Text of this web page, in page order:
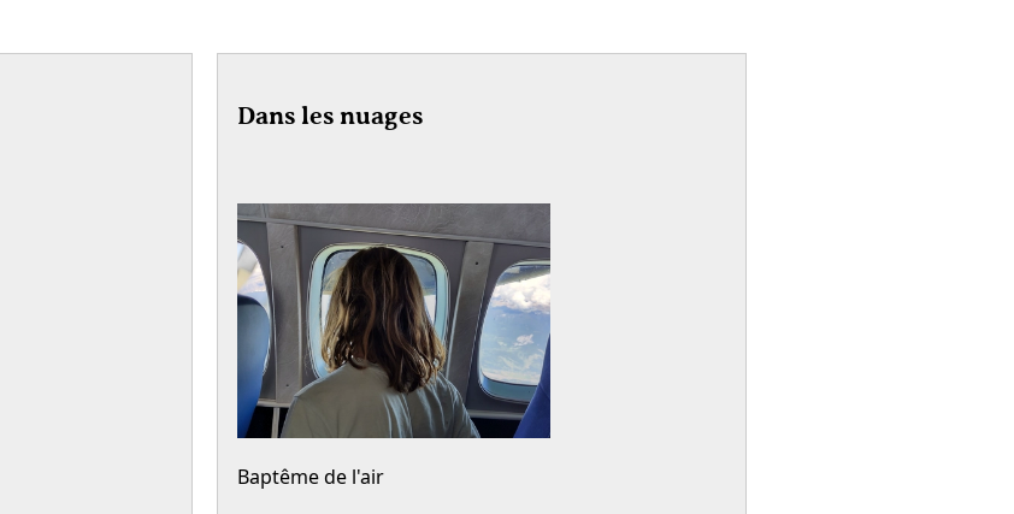
Dans les nuages
Baptême de l'air